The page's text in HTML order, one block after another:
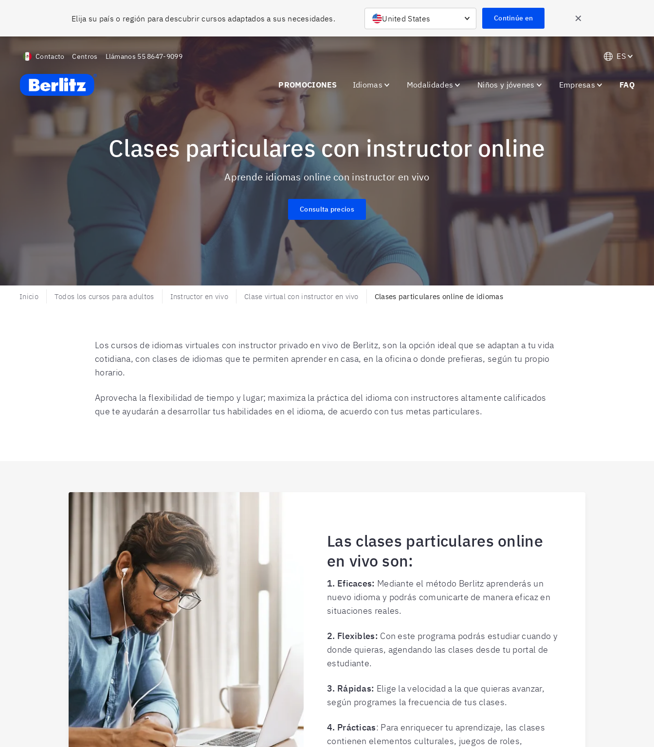
Elija su país o región para descubrir cursos adaptados a sus necesidades. United States Continúe en ✕
Contacto Centros Llámanos 55 8647-9099 ES
Berlitz MX
PROMOCIONES Idiomas Modalidades Niños y jóvenes Empresas FAQ
Clases particulares con instructor online
Aprende idiomas online con instructor en vivo
Consulta precios
Inicio Todos los cursos para adultos Instructor en vivo Clase virtual con instructor en vivo Clases particulares online de idiomas
Los cursos de idiomas virtuales con instructor privado en vivo de Berlitz, son la opción ideal que se adaptan a tu vida
cotidiana, con clases de idiomas que te permiten aprender en casa, en la oficina o donde prefieras, según tu propio
horario.
Aprovecha la flexibilidad de tiempo y lugar; maximiza la práctica del idioma con instructores altamente calificados
que te ayudarán a desarrollar tus habilidades en el idioma, de acuerdo con tus metas particulares.
Las clases particulares online
en vivo son:
1. Eficaces: Mediante el método Berlitz aprenderás un
nuevo idioma y podrás comunicarte de manera eficaz en
situaciones reales.
2. Flexibles: Con este programa podrás estudiar cuando y
donde quieras, agendando las clases desde tu portal de
estudiante.
3. Rápidas: Elige la velocidad a la que quieras avanzar,
según programes la frecuencia de tus clases.
4. Prácticas: Para enriquecer tu aprendizaje, las clases
contienen elementos culturales, juegos de roles,